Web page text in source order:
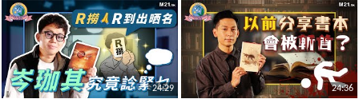
24:29 24:36